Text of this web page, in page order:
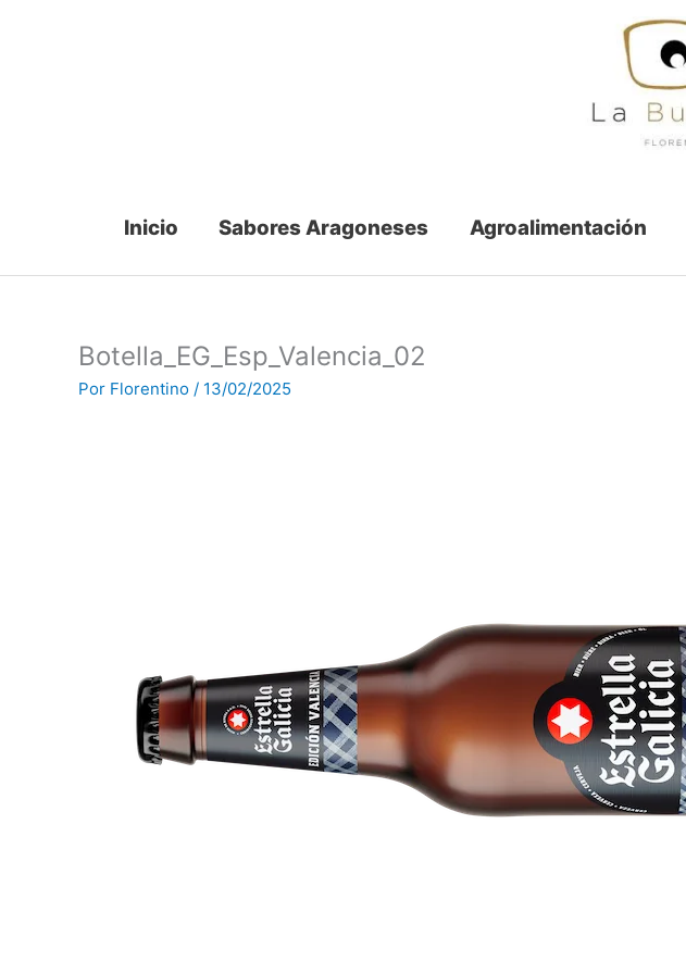
Inicio Sabores Aragoneses Agroalimentación
Botella_EG_Esp_Valencia_02
Por Florentino / 13/02/2025